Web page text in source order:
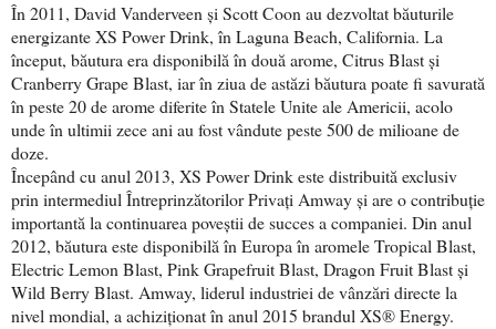
În 2011, David Vanderveen și Scott Coon au dezvoltat băuturile
energizante XS Power Drink, în Laguna Beach, California. La
început, băutura era disponibilă în două arome, Citrus Blast și
Cranberry Grape Blast, iar în ziua de astăzi băutura poate fi savurată
în peste 20 de arome diferite în Statele Unite ale Americii, acolo
unde în ultimii zece ani au fost vândute peste 500 de milioane de
doze.
Începând cu anul 2013, XS Power Drink este distribuită exclusiv
prin intermediul Întreprinzătorilor Privați Amway și are o contribuție
importantă la continuarea poveștii de succes a companiei. Din anul
2012, băutura este disponibilă în Europa în aromele Tropical Blast,
Electric Lemon Blast, Pink Grapefruit Blast, Dragon Fruit Blast și
Wild Berry Blast. Amway, liderul industriei de vânzări directe la
nivel mondial, a achiziționat în anul 2015 brandul XS® Energy.